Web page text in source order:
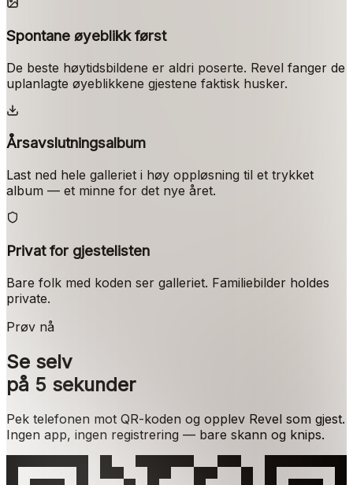
Spontane øyeblikk først
De beste høytidsbildene er aldri poserte. Revel fanger de
uplanlagte øyeblikkene gjestene faktisk husker.
Årsavslutningsalbum
Last ned hele galleriet i høy oppløsning til et trykket
album — et minne for det nye året.
Privat for gjestelisten
Bare folk med koden ser galleriet. Familiebilder holdes
private.
Prøv nå
Se selv
på 5 sekunder
Pek telefonen mot QR-koden og opplev Revel som gjest.
Ingen app, ingen registrering — bare skann og knips.